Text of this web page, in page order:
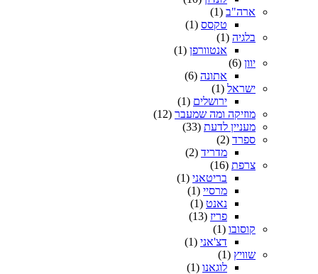
ארה"ב (1)
טקסס (1)
בלגיה (1)
אנטוורפן (1)
יוון (6)
אתונה (6)
ישראל (1)
ירושלים (1)
מוזיקה ומה שמעבר (12)
מעניין לדעת (33)
ספרד (2)
מדריד (2)
צרפת (16)
בריטאני (1)
מרסיי (1)
נאנט (1)
פריז (13)
קוסובו (1)
דצ'אני (1)
שוויץ (1)
לוגאנו (1)